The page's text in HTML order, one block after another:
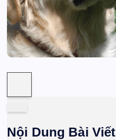
Nội Dung Bài Viết